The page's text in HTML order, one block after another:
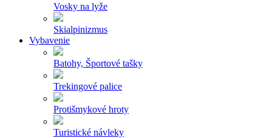
Vosky na lyže
Skialpinizmus
Vybavenie
Batohy, Športové tašky
Trekingové palice
Protišmykové hroty
Turistické návleky